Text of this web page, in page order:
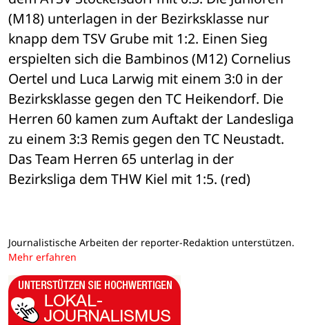
(M18) unterlagen in der Bezirksklasse nur
knapp dem TSV Grube mit 1:2. Einen Sieg
erspielten sich die Bambinos (M12) Cornelius
Oertel und Luca Larwig mit einem 3:0 in der
Bezirksklasse gegen den TC Heikendorf. Die
Herren 60 kamen zum Auftakt der Landesliga
zu einem 3:3 Remis gegen den TC Neustadt.
Das Team Herren 65 unterlag in der
Bezirksliga dem THW Kiel mit 1:5. (red)
Journalistische Arbeiten der reporter-Redaktion unterstützen.
Mehr erfahren